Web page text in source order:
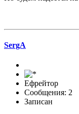
SergA
Ефрейтор
Сообщения: 2
Записан